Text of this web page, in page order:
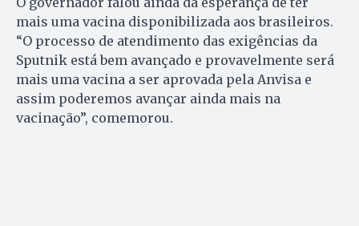
mais uma vacina disponibilizada aos brasileiros.
“O processo de atendimento das exigências da
Sputnik está bem avançado e provavelmente será
mais uma vacina a ser aprovada pela Anvisa e
assim poderemos avançar ainda mais na
vacinação”, comemorou.